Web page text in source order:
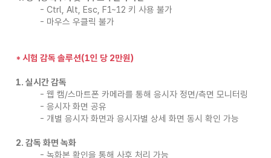
​- Ctrl, Alt, Esc, F1~12 키 사용 불가
- 마우스 우클릭 불가
* 시험 감독 솔루션(1인 당 2만원)
1. 실시간 감독
​- 웹 캠/스마트폰 카메라를 통해 응시자 정면/측면 모니터링
- 응시자 화면 공유
- 개별 응시자 화면과 응시자별 상세 화면 동시 확인 가능
2. 감독 화면 녹화
- 녹화본 확인을 통해 사후 처리 가능